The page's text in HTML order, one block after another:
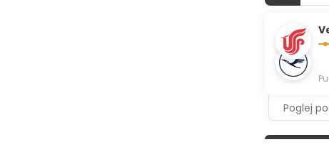
Poglej